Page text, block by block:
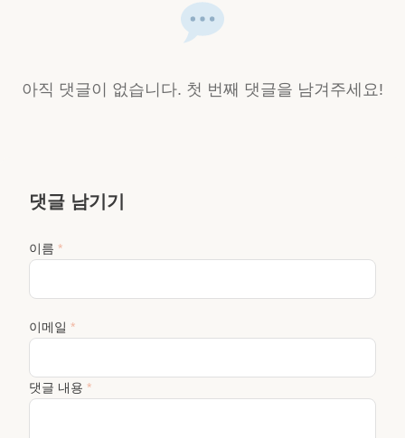
아직 댓글이 없습니다. 첫 번째 댓글을 남겨주세요!
댓글 남기기
이름 *
이메일 *
댓글 내용 *